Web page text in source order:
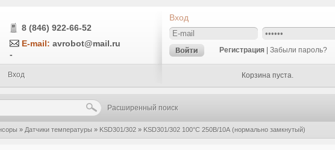
8 (846) 922-66-52
E-mail: avrobot@mail.ru
-
Вход
Вход
Регистрация Забыли пароль?
Корзина пуста.
Расширенный поиск
» Датчики температуры » KSD301/302 » KSD301/302 100°C 250В/10А (нормально замкнутый)